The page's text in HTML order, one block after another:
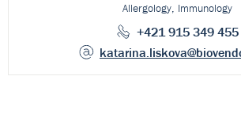
Allergology, Immunology
+421 915 349 455
katarina.liskova